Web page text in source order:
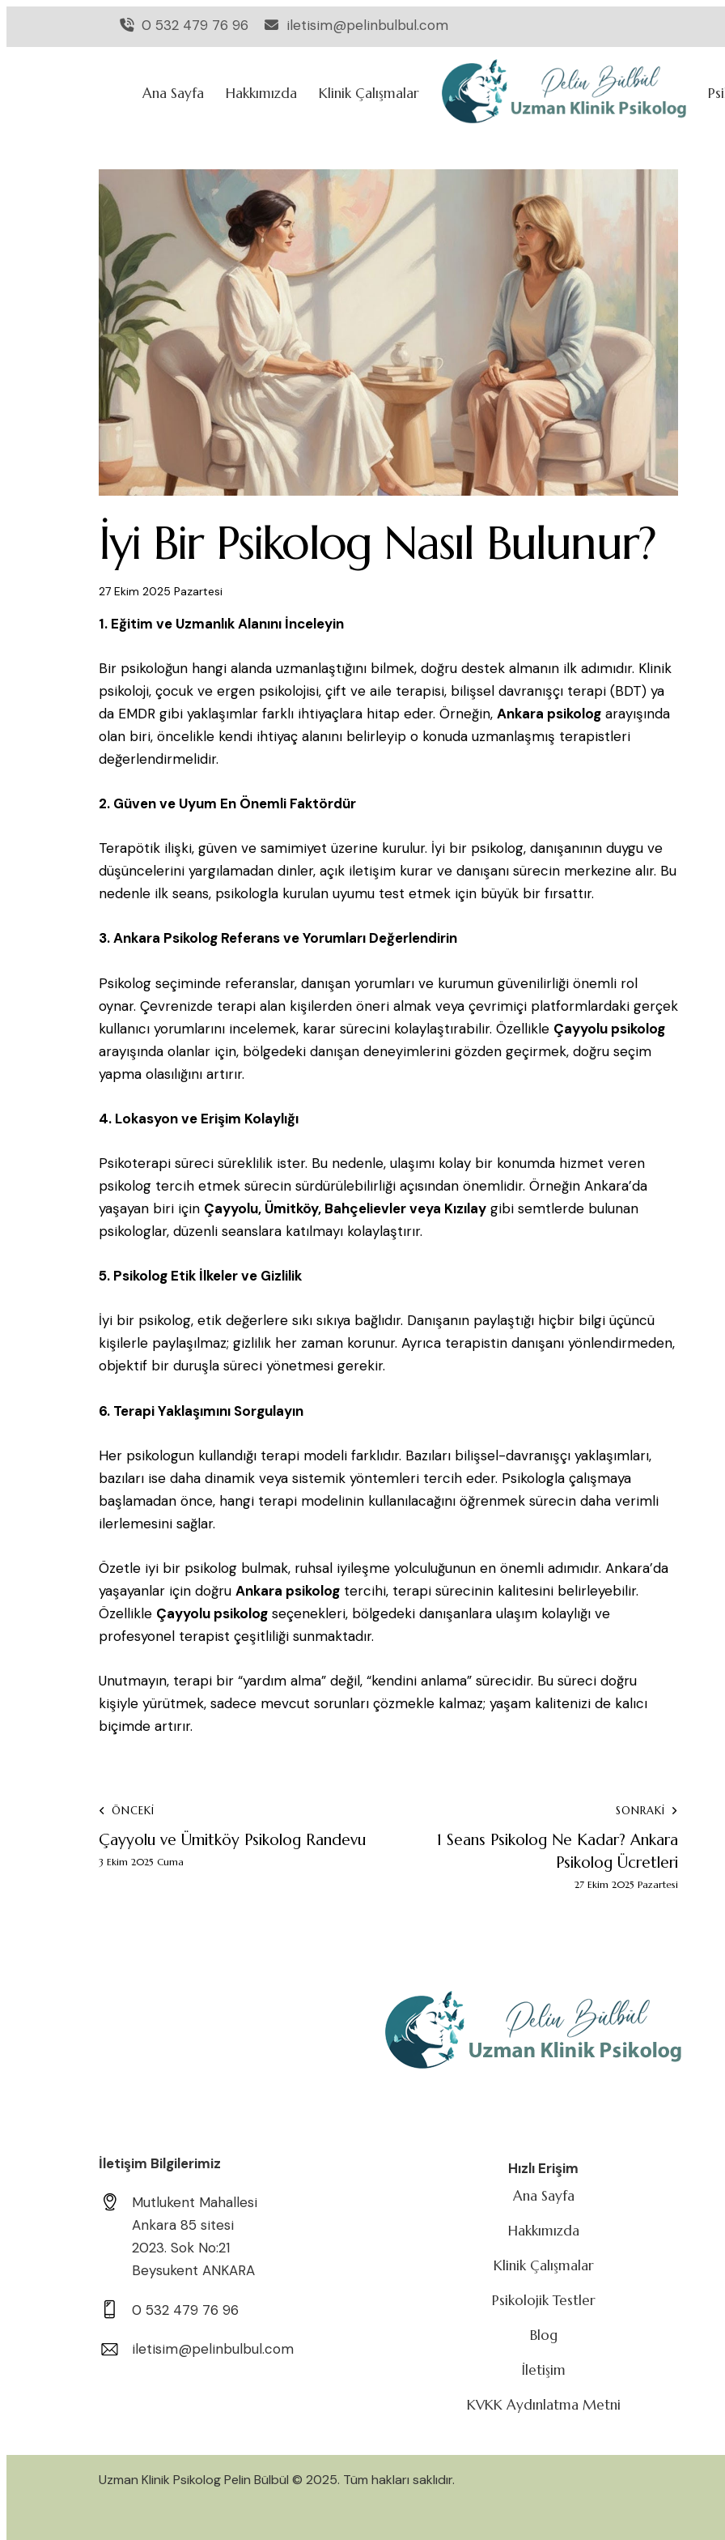
0 532 479 76 96 iletisim@pelinbulbul.com
Ana Sayfa Hakkımızda Klinik Çalışmalar
İyi Bir Psikolog Nasıl Bulunur?
27 Ekim 2025 Pazartesi
1. Eğitim ve Uzmanlık Alanını İnceleyin
Bir psikoloğun hangi alanda uzmanlaştığını bilmek, doğru destek almanın ilk adımıdır. Klinik
psikoloji, çocuk ve ergen psikolojisi, çift ve aile terapisi, bilişsel davranışçı terapi (BDT) ya
da EMDR gibi yaklaşımlar farklı ihtiyaçlara hitap eder. Örneğin, Ankara psikolog arayışında
olan biri, öncelikle kendi ihtiyaç alanını belirleyip o konuda uzmanlaşmış terapistleri
değerlendirmelidir.
2. Güven ve Uyum En Önemli Faktördür
Terapötik ilişki, güven ve samimiyet üzerine kurulur. İyi bir psikolog, danışanının duygu ve
düşüncelerini yargılamadan dinler, açık iletişim kurar ve danışanı sürecin merkezine alır. Bu
nedenle ilk seans, psikologla kurulan uyumu test etmek için büyük bir fırsattır.
3. Ankara Psikolog Referans ve Yorumları Değerlendirin
Psikolog seçiminde referanslar, danışan yorumları ve kurumun güvenilirliği önemli rol
oynar. Çevrenizde terapi alan kişilerden öneri almak veya çevrimiçi platformlardaki gerçek
kullanıcı yorumlarını incelemek, karar sürecini kolaylaştırabilir. Özellikle Çayyolu psikolog
arayışında olanlar için, bölgedeki danışan deneyimlerini gözden geçirmek, doğru seçim
yapma olasılığını artırır.
4. Lokasyon ve Erişim Kolaylığı
Psikoterapi süreci süreklilik ister. Bu nedenle, ulaşımı kolay bir konumda hizmet veren
psikolog tercih etmek sürecin sürdürülebilirliği açısından önemlidir. Örneğin Ankara’da
yaşayan biri için Çayyolu, Ümitköy, Bahçelievler veya Kızılay gibi semtlerde bulunan
psikologlar, düzenli seanslara katılmayı kolaylaştırır.
5. Psikolog Etik İlkeler ve Gizlilik
İyi bir psikolog, etik değerlere sıkı sıkıya bağlıdır. Danışanın paylaştığı hiçbir bilgi üçüncü
kişilerle paylaşılmaz; gizlilik her zaman korunur. Ayrıca terapistin danışanı yönlendirmeden,
objektif bir duruşla süreci yönetmesi gerekir.
6. Terapi Yaklaşımını Sorgulayın
Her psikologun kullandığı terapi modeli farklıdır. Bazıları bilişsel-davranışçı yaklaşımları,
bazıları ise daha dinamik veya sistemik yöntemleri tercih eder. Psikologla çalışmaya
başlamadan önce, hangi terapi modelinin kullanılacağını öğrenmek sürecin daha verimli
ilerlemesini sağlar.
Özetle iyi bir psikolog bulmak, ruhsal iyileşme yolculuğunun en önemli adımıdır. Ankara’da
yaşayanlar için doğru Ankara psikolog tercihi, terapi sürecinin kalitesini belirleyebilir.
Özellikle Çayyolu psikolog seçenekleri, bölgedeki danışanlara ulaşım kolaylığı ve
profesyonel terapist çeşitliliği sunmaktadır.
Unutmayın, terapi bir “yardım alma” değil, “kendini anlama” sürecidir. Bu süreci doğru
kişiyle yürütmek, sadece mevcut sorunları çözmekle kalmaz; yaşam kalitenizi de kalıcı
biçimde artırır.
ÖNCEKİ
Çayyolu ve Ümitköy Psikolog Randevu
3 Ekim 2025 Cuma
SONRAKİ
1 Seans Psikolog Ne Kadar? Ankara
Psikolog Ücretleri
27 Ekim 2025 Pazartesi
İletişim Bilgilerimiz
Mutlukent Mahallesi
Ankara 85 sitesi
2023. Sok No:21
Beysukent ANKARA
0 532 479 76 96
iletisim@pelinbulbul.com
Hızlı Erişim
Ana Sayfa
Hakkımızda
Klinik Çalışmalar
Psikolojik Testler
Blog
İletişim
KVKK Aydınlatma Metni
Uzman Klinik Psikolog Pelin Bülbül © 2025. Tüm hakları saklıdır.